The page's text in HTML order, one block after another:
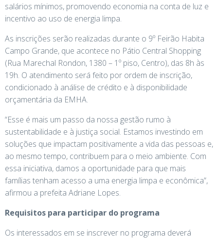
salários mínimos, promovendo economia na conta de luz e
incentivo ao uso de energia limpa.
As inscrições serão realizadas durante o 9º Feirão Habita
Campo Grande, que acontece no Pátio Central Shopping
(Rua Marechal Rondon, 1380 – 1º piso, Centro), das 8h às
19h. O atendimento será feito por ordem de inscrição,
condicionado à análise de crédito e à disponibilidade
orçamentária da EMHA.
“Esse é mais um passo da nossa gestão rumo à
sustentabilidade e à justiça social. Estamos investindo em
soluções que impactam positivamente a vida das pessoas e,
ao mesmo tempo, contribuem para o meio ambiente. Com
essa iniciativa, damos a oportunidade para que mais
famílias tenham acesso a uma energia limpa e econômica”,
afirmou a prefeita Adriane Lopes.
Requisitos para participar do programa
Os interessados em se inscrever no programa deverá